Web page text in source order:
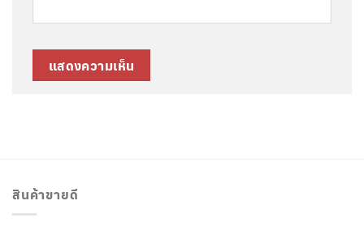
สินค้าขายดี